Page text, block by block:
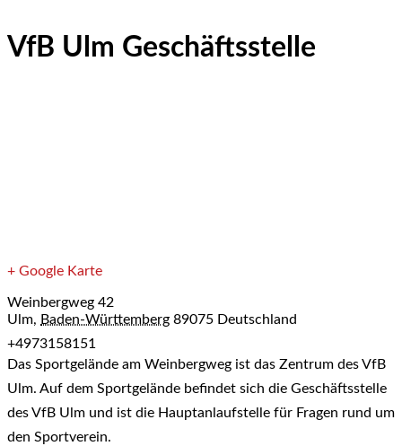
VfB Ulm Geschäftsstelle
+ Google Karte
Weinbergweg 42
Ulm, Baden-Württemberg 89075 Deutschland
+4973158151
Das Sportgelände am Weinbergweg ist das Zentrum des VfB
Ulm. Auf dem Sportgelände befindet sich die Geschäftsstelle
des VfB Ulm und ist die Hauptanlaufstelle für Fragen rund um
den Sportverein.